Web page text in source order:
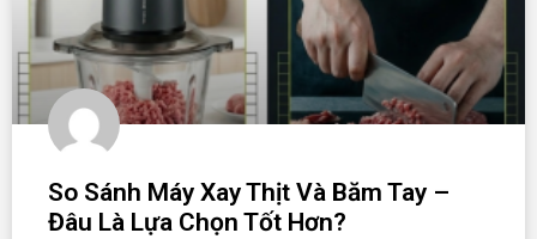
So Sánh Máy Xay Thịt Và Băm Tay –
Đâu Là Lựa Chọn Tốt Hơn?